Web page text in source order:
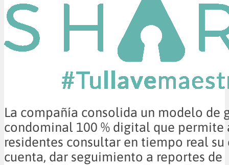
La compañía consolida un modelo de
condominal 100 % digital que permite
residentes consultar en tiempo real su
cuenta, dar seguimiento a reportes de